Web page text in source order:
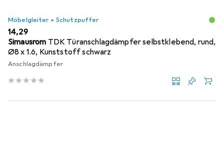
Möbelgleiter + Schutzpuffer
EUR
14,29
Simausrom TDK Türanschlagdämpfer selbstklebend, rund,
Ø8 x 1.6, Kunststoff schwarz
Anschlagdämpfer